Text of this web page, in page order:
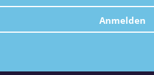
Anmelden